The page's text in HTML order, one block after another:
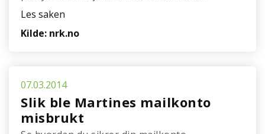
Les saken
Kilde: nrk.no
07.03.2014
Slik ble Martines mailkonto
misbrukt